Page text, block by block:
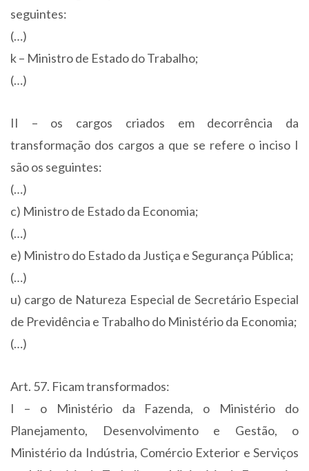
seguintes:
(…)
k – Ministro de Estado do Trabalho;
(…)
II – os cargos criados em decorrência da
transformação dos cargos a que se refere o inciso I
são os seguintes:
(…)
c) Ministro de Estado da Economia;
(…)
e) Ministro do Estado da Justiça e Segurança Pública;
(…)
u) cargo de Natureza Especial de Secretário Especial
de Previdência e Trabalho do Ministério da Economia;
(…)
Art. 57. Ficam transformados:
I – o Ministério da Fazenda, o Ministério do
Planejamento, Desenvolvimento e Gestão, o
Ministério da Indústria, Comércio Exterior e Serviços